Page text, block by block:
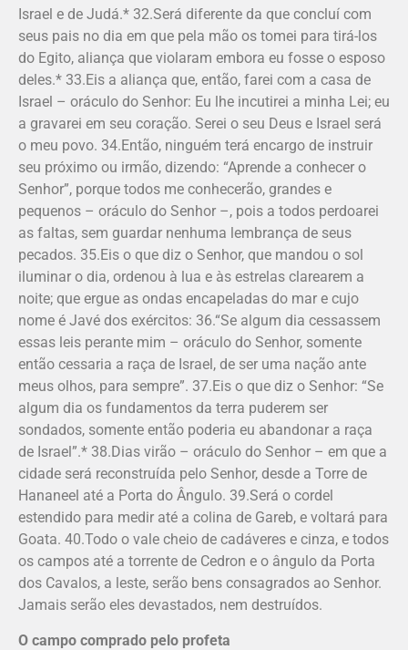
Israel e de Judá.* 32.Será diferente da que concluí com
seus pais no dia em que pela mão os tomei para tirá-los
do Egito, aliança que violaram embora eu fosse o esposo
deles.* 33.Eis a aliança que, então, farei com a casa de
Israel – oráculo do Senhor: Eu lhe incutirei a minha Lei; eu
a gravarei em seu coração. Serei o seu Deus e Israel será
o meu povo. 34.Então, ninguém terá encargo de instruir
seu próximo ou irmão, dizendo: “Aprende a conhecer o
Senhor”, porque todos me conhecerão, grandes e
pequenos – oráculo do Senhor –, pois a todos perdoarei
as faltas, sem guardar nenhuma lembrança de seus
pecados. 35.Eis o que diz o Senhor, que mandou o sol
iluminar o dia, ordenou à lua e às estrelas clarearem a
noite; que ergue as ondas encapeladas do mar e cujo
nome é Javé dos exércitos: 36.“Se algum dia cessassem
essas leis perante mim – oráculo do Senhor, somente
então cessaria a raça de Israel, de ser uma nação ante
meus olhos, para sempre”. 37.Eis o que diz o Senhor: “Se
algum dia os fundamentos da terra puderem ser
sondados, somente então poderia eu abandonar a raça
de Israel”.* 38.Dias virão – oráculo do Senhor – em que a
cidade será reconstruída pelo Senhor, desde a Torre de
Hananeel até a Porta do Ângulo. 39.Será o cordel
estendido para medir até a colina de Gareb, e voltará para
Goata. 40.Todo o vale cheio de cadáveres e cinza, e todos
os campos até a torrente de Cedron e o ângulo da Porta
dos Cavalos, a leste, serão bens consagrados ao Senhor.
Jamais serão eles devastados, nem destruídos.
O campo comprado pelo profeta